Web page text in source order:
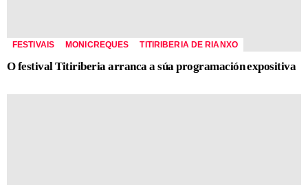
FESTIVAIS MONICREQUES TITIRIBERIA DE RIANXO
O festival Titiriberia arranca a súa programación expositiva